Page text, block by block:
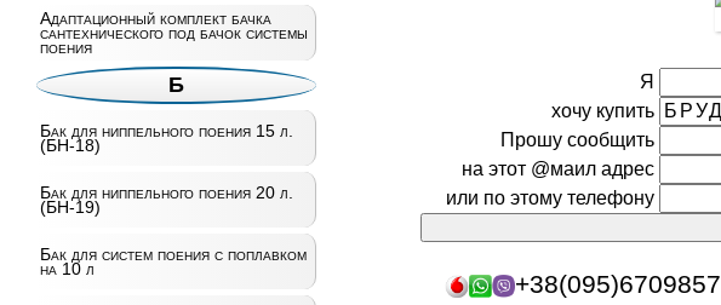
Адаптационный комплект бачка
сантехнического под бачок системы
поения
Б
Бак для ниппельного поения 15 л.
(БН-18)
Бак для ниппельного поения 20 л.
(БН-19)
Бак для систем поения с поплавком
на 10 л
Я
хочу купить
Прошу сообщить
на этот @маил адрес
или по этому телефону
+38(095)6709857